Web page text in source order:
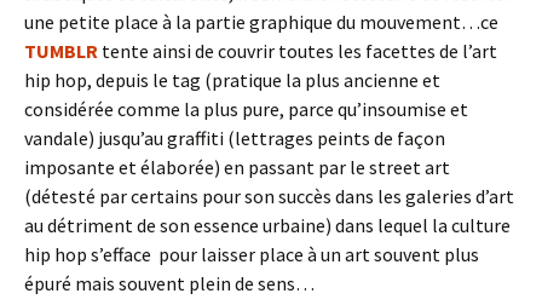
une petite place à la partie graphique du mouvement…ce
TUMBLR tente ainsi de couvrir toutes les facettes de l’art
hip hop, depuis le tag (pratique la plus ancienne et
considérée comme la plus pure, parce qu’insoumise et
vandale) jusqu’au graffiti (lettrages peints de façon
imposante et élaborée) en passant par le street art
(détesté par certains pour son succès dans les galeries d’art
au détriment de son essence urbaine) dans lequel la culture
hip hop s’efface pour laisser place à un art souvent plus
épuré mais souvent plein de sens…